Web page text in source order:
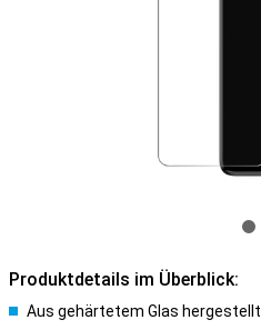
Produktdetails im Überblick:
Aus gehärtetem Glas hergestellt